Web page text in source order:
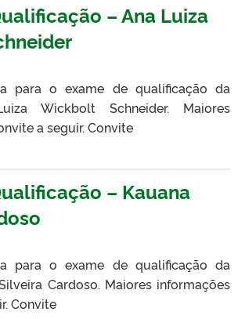
– Ana Luiza
para o exame de qualificação da
Wickbolt Schneider. Maiores
a seguir. Convite
– Kauana
para o exame de qualificação da
Cardoso. Maiores informações
Convite